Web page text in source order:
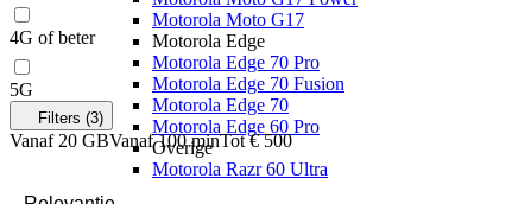
Motorola Moto G17
Motorola Edge
Motorola Edge 70 Pro
Motorola Edge 70 Fusion
Motorola Edge 70
Motorola Edge 60 Pro
Overige
Motorola Razr 60 Ultra
4G of beter
5G
Filters (3)
Vanaf 20 GBVanaf 100 minTot € 500